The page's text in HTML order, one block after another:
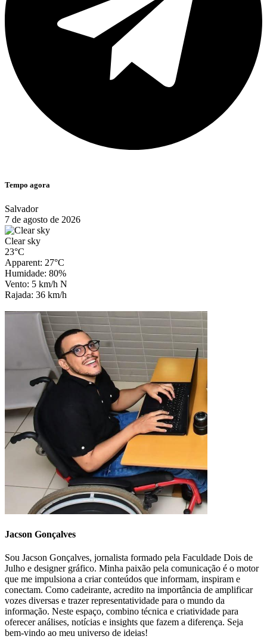
Tempo agora
Salvador
7 de agosto de 2026
Clear sky
23°C
Apparent: 27°C
Humidade: 80%
Vento: 5 km/h N
Rajada: 36 km/h
Jacson Gonçalves
Sou Jacson Gonçalves, jornalista formado pela Faculdade Dois de
Julho e designer gráfico. Minha paixão pela comunicação é o motor
que me impulsiona a criar conteúdos que informam, inspiram e
conectam. Como cadeirante, acredito na importância de amplificar
vozes diversas e trazer representatividade para o mundo da
informação. Neste espaço, combino técnica e criatividade para
oferecer análises, notícias e insights que fazem a diferença. Seja
bem-vindo ao meu universo de ideias!